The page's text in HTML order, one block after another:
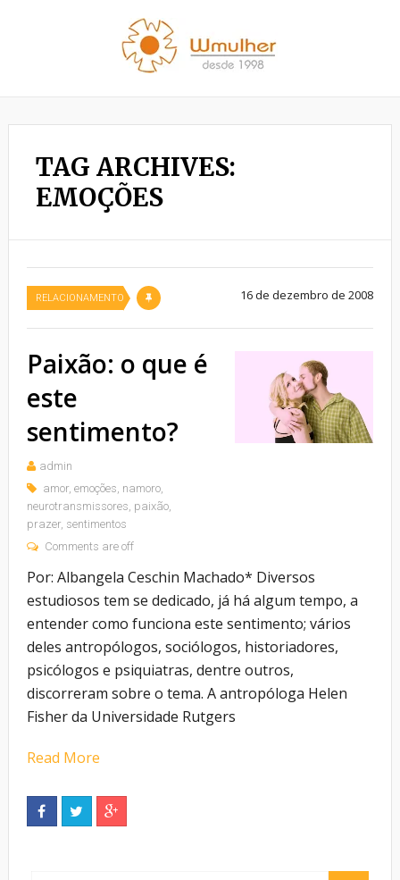
TAG ARCHIVES:
EMOÇÕES
RELACIONAMENTO 16 de dezembro de 2008
Paixão: o que é
este
sentimento?
admin
amor, emoções, namoro,
neurotransmissores, paixão,
prazer, sentimentos
Comments are off
Por: Albangela Ceschin Machado* Diversos
estudiosos tem se dedicado, já há algum tempo, a
entender como funciona este sentimento; vários
deles antropólogos, sociólogos, historiadores,
psicólogos e psiquiatras, dentre outros,
discorreram sobre o tema. A antropóloga Helen
Fisher da Universidade Rutgers
Read More